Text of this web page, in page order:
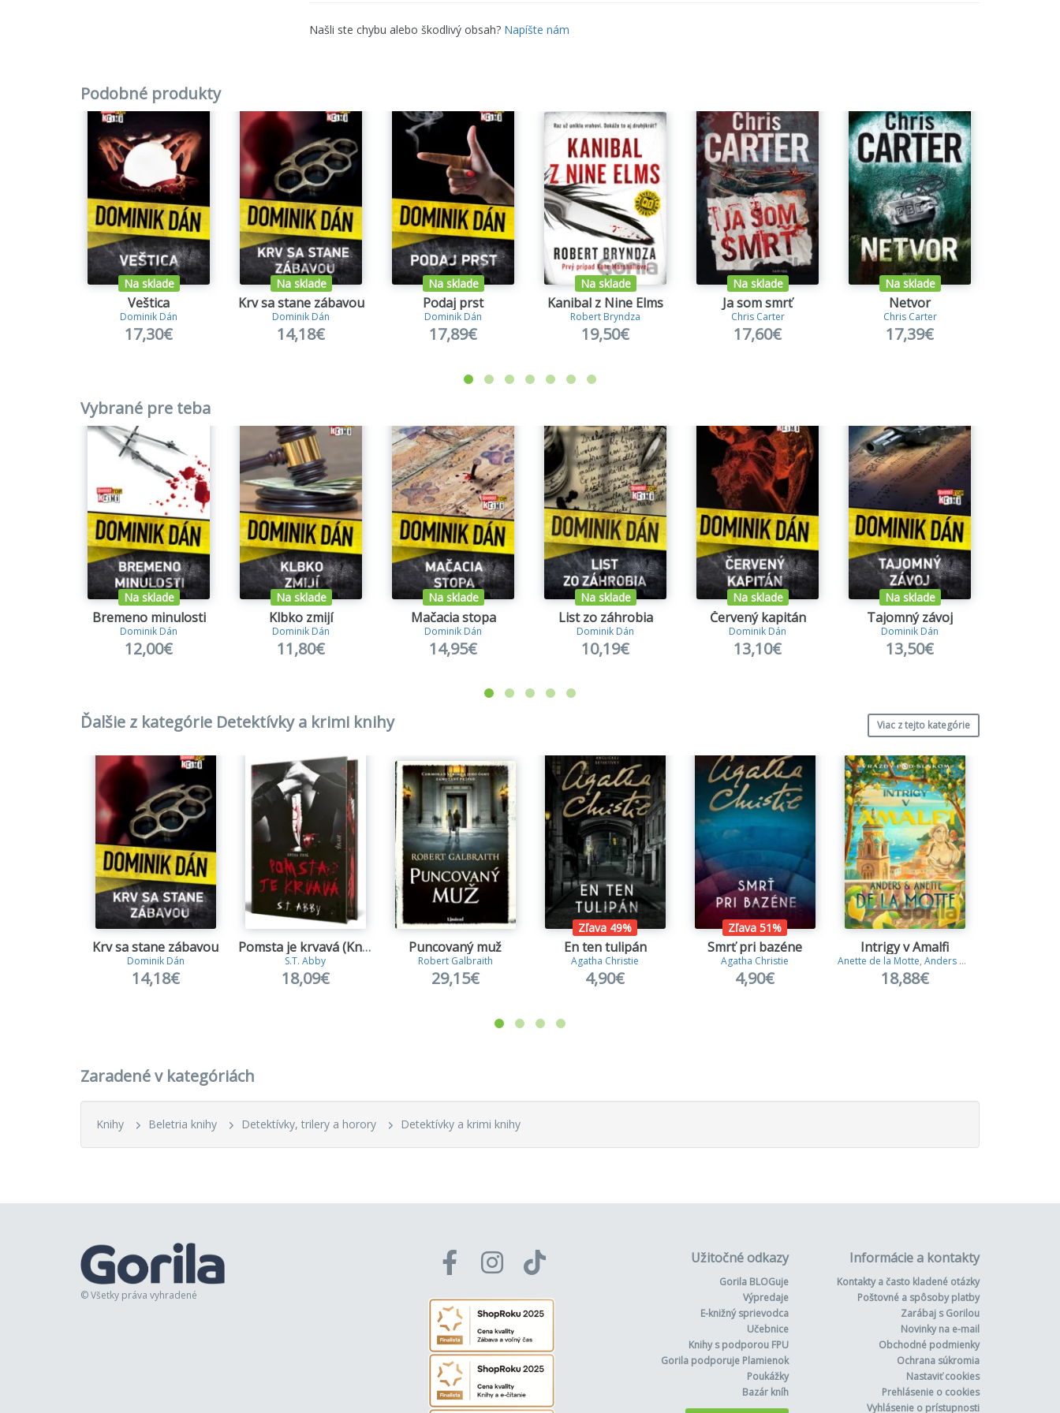
1.Popol všetkých zarovná
2.Nehanebné neviniatko
3.Beštia
4.Sára
5.Cela číslo 17
6.Červený kapitán
7.Hriech náš každodenný
11. Mucholapka- priame pokračovanie románu Mucha
12.Studňa
13.Žiješ iba dvakrát- voľné pokračovanie knihy >Cela číslo 17
14.Na podpätkoch
15.Kožené srdce
16.Uzol
19. Nevinným sa neodpúšťa
20.
Jednou nohou v hrobe
21.
Krv nie je voda
22.
Nežná fatamorgána
23.Smrť na druhom brehu
24.
Korene zla
25.Cigaretka na dva ťahy
26.List zo záhrobia
31.V tieni
Konečne normálna vražda
Našli ste chybu alebo škodlivý obsah? Napíšte nám
Podobné produkty
Na sklade
Veštica
Dominik Dán
17,30€
Na sklade
Krv sa stane zábavou
Dominik Dán
14,18€
Na sklade
Podaj prst
Dominik Dán
17,89€
Na sklade
Kanibal z Nine Elms
Robert Bryndza
19,50€
Na sklade
Ja som smrť
Chris Carter
17,60€
Na sklade
Netvor
Chris Carter
17,39€
Vybrané pre teba
Na sklade
Bremeno minulosti
Dominik Dán
12,00€
Na sklade
Klbko zmijí
Dominik Dán
11,80€
Na sklade
Mačacia stopa
Dominik Dán
14,95€
Na sklade
List zo záhrobia
Dominik Dán
10,19€
Na sklade
Červený kapitán
Dominik Dán
13,10€
Na sklade
Tajomný závoj
Dominik Dán
13,50€
Ďalšie z kategórie Detektívky a krimi knihy Viac z tejto kategórie
Krv sa stane zábavou
Dominik Dán
14,18€
Pomsta je krvavá (Kniha prvá)
S.T. Abby
18,09€
Puncovaný muž
Robert Galbraith
29,15€
Zľava 49%
En ten tulipán
Agatha Christie
4,90€
Zľava 51%
Smrť pri bazéne
Agatha Christie
4,90€
Intrigy v Amalfi
Anette de la Motte, Anders de la Motte
18,88€
Zaradené v kategóriách
Knihy Beletria knihy Detektívky, trilery a horory Detektívky a krimi knihy
© Všetky práva vyhradené
Užitočné odkazy
Gorila BLOGuje
Výpredaje
E-knižný sprievodca
Učebnice
Knihy s podporou FPU
Gorila podporuje Plamienok
Poukážky
Bazár kníh
Informácie a kontakty
Kontakty a často kladené otázky
Poštovné a spôsoby platby
Zarábaj s Gorilou
Novinky na e-mail
Obchodné podmienky
Ochrana súkromia
Nastaviť cookies
Prehlásenie o cookies
Vyhlásenie o prístupnosti